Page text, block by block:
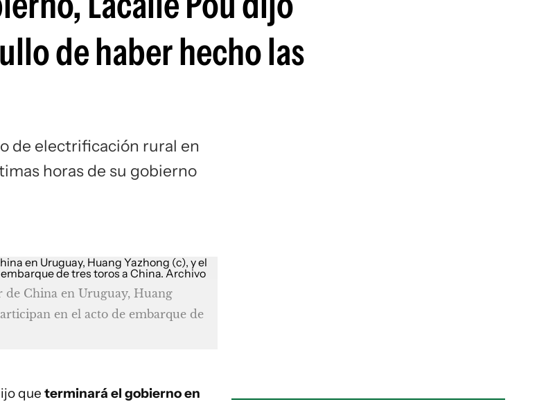
de haber hecho las
de electrificación rural en
horas de su gobierno
de China en Uruguay, Huang
en el acto de embarque de
que terminará el gobierno en